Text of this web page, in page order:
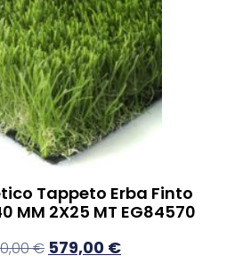
Tappeto Erba Finto
MM 2X25 MT EG84570
€ 579,00 €